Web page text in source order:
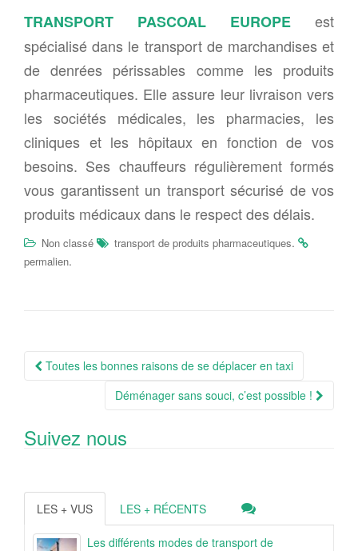
TRANSPORT PASCOAL EUROPE
est
spécialisé dans le transport de marchandises et
de denrées périssables comme les produits
pharmaceutiques. Elle assure leur livraison vers
les sociétés médicales, les pharmacies, les
cliniques et les hôpitaux en fonction de vos
besoins. Ses chauffeurs régulièrement formés
vous garantissent un transport sécurisé de vos
produits médicaux dans le respect des délais.
Non classé transport de produits pharmaceutiques.
permalien.
Navigation
Toutes les bonnes raisons de se déplacer en taxi
Déménager sans souci, c’est possible !
Suivez nous
LES + VUS LES + RÉCENTS
Les différents modes de transport de